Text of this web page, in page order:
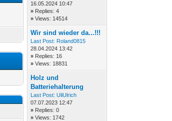
16.05.2024 10:47
» Replies: 4
»Views: 14514
Wir sind wieder da...!!!
Last Post: Roland0815
28.04.2024 13:42
» Replies: 16
»Views: 18831
Holz und
Batteriehalterung
Last Post: UliUlrich
07.07.2023 12:47
» Replies: 0
»Views: 1742